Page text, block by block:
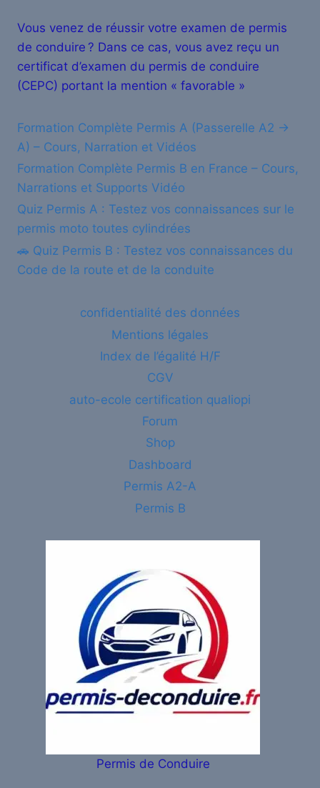
Vous venez de réussir votre examen de permis
de conduire ? Dans ce cas, vous avez reçu un
certificat d’examen du permis de conduire
(CEPC) portant la mention « favorable »
Formation Complète Permis A (Passerelle A2 →
A) – Cours, Narration et Vidéos
Formation Complète Permis B en France – Cours,
Narrations et Supports Vidéo
Quiz Permis A : Testez vos connaissances sur le
permis moto toutes cylindrées
🚗 Quiz Permis B : Testez vos connaissances du
Code de la route et de la conduite
confidentialité des données
Mentions légales
Index de l’égalité H/F
CGV
auto-ecole certification qualiopi
Forum
Shop
Dashboard
Permis A2-A
Permis B
Permis de Conduire